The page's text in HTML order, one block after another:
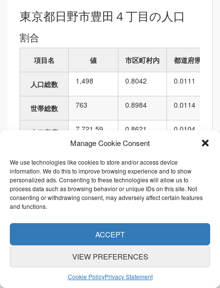
Manage Cookie Consent
We use technologies like cookies to store and/or access device
information. We do this to improve browsing experience and to show
personalized ads. Consenting to these technologies will allow us to
process data such as browsing behavior or unique IDs on this site. Not
consenting or withdrawing consent, may adversely affect certain features
and functions.
ACCEPT
VIEW PREFERENCES
Cookie PolicyPrivacy Statement
東京都日野市豊田４丁目の人口
割合
項目名 値 市区町村内 都道府県内
人口総数 1,498 0.8042 0.0111
世帯総数 763 0.8984 0.0114
人口密度 7,721.59 0.8621 0.0104
境界の長さ 1,986.97 0.7071 0.0137
順位
1,498 52 129
763 41129